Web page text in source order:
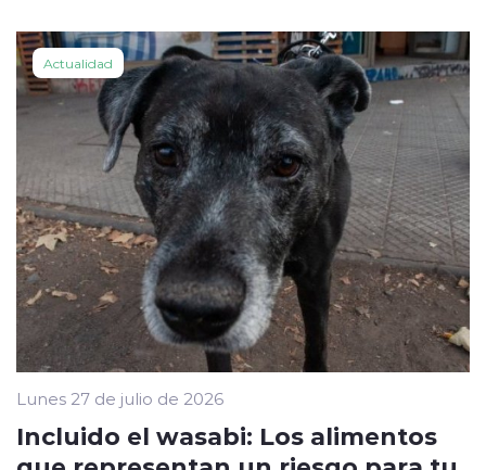
Actualidad
Lunes 27 de julio de 2026
Incluido el wasabi: Los alimentos